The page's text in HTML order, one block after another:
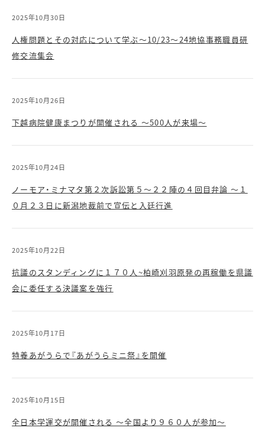
2025年10月30日
人権問題とその対応について学ぶ～10/23～24地協事務職員研
修交流集会
2025年10月26日
下越病院健康まつりが開催される ～500人が来場～
2025年10月24日
ノーモア・ミナマタ第２次訴訟第５～２２陣の４回目弁論 ～１
０月２３日に新潟地裁前で宣伝と入廷行進
2025年10月22日
抗議のスタンディングに１７０人~柏崎刈羽原発の再稼働を県議
会に委任する決議案を強行
2025年10月17日
特養あがうらで『あがうらミニ祭』を開催
2025年10月15日
全日本学運交が開催される ～全国より９６０人が参加～